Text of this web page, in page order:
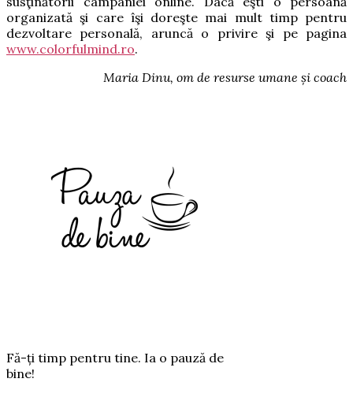
organizată şi care îşi doreşte mai mult timp pentru
dezvoltare personală, aruncă o privire şi pe pagina
www.colorfulmind.ro.
Maria Dinu, om de resurse umane și coach
Fă-ți timp pentru tine. Ia o pauză de
bine!